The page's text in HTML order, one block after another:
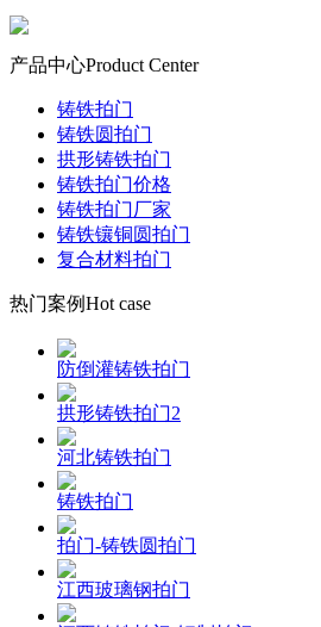
产品中心Product Center
铸铁拍门
铸铁圆拍门
拱形铸铁拍门
铸铁拍门价格
铸铁拍门厂家
铸铁镶铜圆拍门
复合材料拍门
热门案例Hot case
防倒灌铸铁拍门
拱形铸铁拍门2
河北铸铁拍门
铸铁拍门
拍门-铸铁圆拍门
江西玻璃钢拍门